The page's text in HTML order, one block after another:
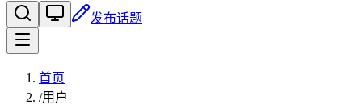
发布话题
首页
/用户